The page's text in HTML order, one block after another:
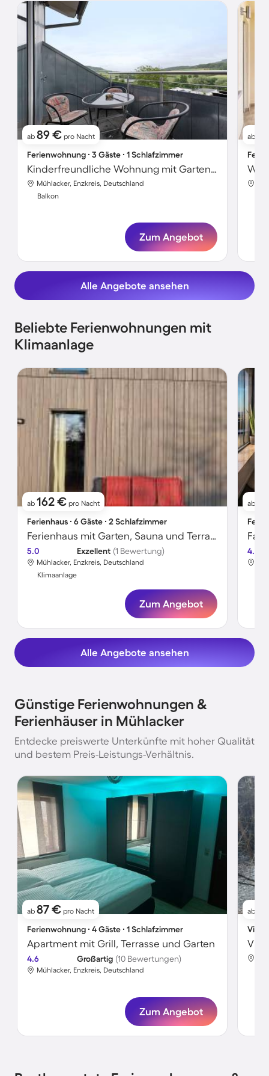
ab 89 € pro Nacht
Ferienwohnung ∙ 3 Gäste ∙ 1 Schlafzimmer
Kinderfreundliche Wohnung mit Garten und schnellem Internet | Gartenblick
Mühlacker, Enzkreis, Deutschland
Balkon
Zum Angebot
ab
Alle Angebote ansehen
Beliebte Ferienwohnungen mit
Klimaanlage
ab 162 € pro Nacht
Ferienhaus ∙ 6 Gäste ∙ 2 Schlafzimmer
Ferienhaus mit Garten, Sauna und Terrasse
5.0 Exzellent (1 Bewertung)
Mühlacker, Enzkreis, Deutschland
Klimaanlage
Zum Angebot
ab
4.5
Alle Angebote ansehen
Günstige Ferienwohnungen &
Ferienhäuser in Mühlacker
Entdecke preiswerte Unterkünfte mit hoher Qualität
und bestem Preis-Leistungs-Verhältnis.
ab 87 € pro Nacht
Ferienwohnung ∙ 4 Gäste ∙ 1 Schlafzimmer
Apartment mit Grill, Terrasse und Garten
4.6 Großartig (10 Bewertungen)
Mühlacker, Enzkreis, Deutschland
Zum Angebot
ab
Villa